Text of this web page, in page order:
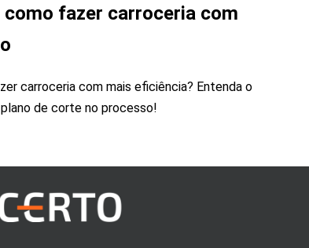
como fazer carroceria com
carroceria com mais eficiência? Entenda o
de corte no processo!